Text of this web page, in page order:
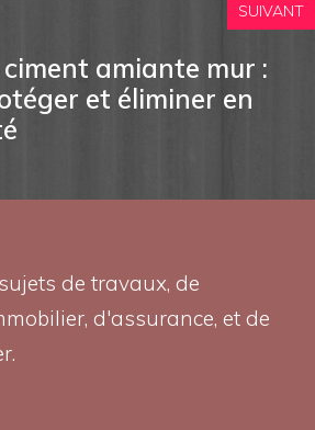
SUIVANT
amiante mur :
et éliminer en
de travaux, de
d'assurance, et de